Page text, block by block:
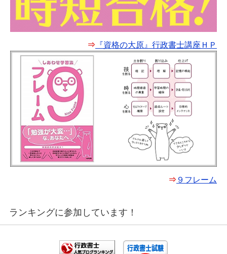
⇒ 『資格の大原』行政書士講座ＨＰ
⇒ ９フレーム
ランキングに参加しています！